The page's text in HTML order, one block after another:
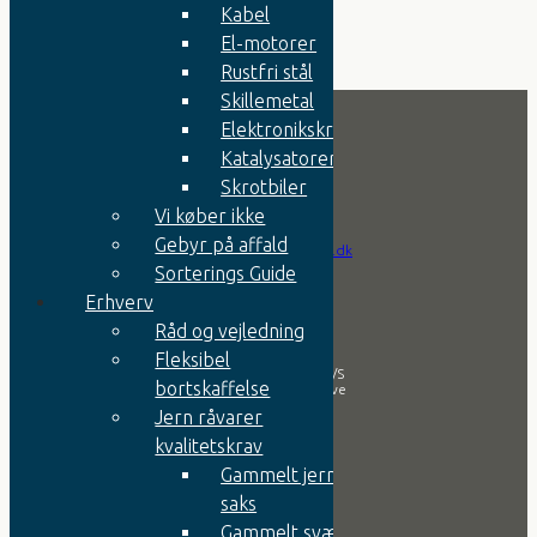
Kontakt
Tlf.:
+45 9752 0666
Email:info@jernesper.dk
Aa. Espersen & Søn A/S
Svansøvej 2, 7800 Skive
CVR nr.: 42607819
Åbningstider
Kabel
El-motorer
Rustfri stål
Skillemetal
Elektronikskrot
Katalysatorer
Skrotbiler
Vi køber ikke
Gebyr på affald
Sorterings Guide
Erhverv
Råd og vejledning
Fleksibel
bortskaffelse
Jern råvarer
kvalitetskrav
Gammelt jern til
saks
Gammelt svært